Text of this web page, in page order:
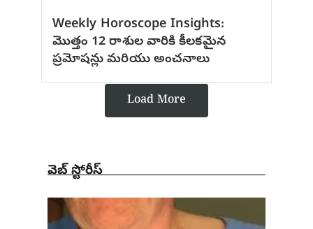
Weekly Horoscope Insights:
మొత్తం 12 రాశుల వారికి కీలకమైన
ప్రమోషన్లు మరియు అంచనాలు
Load More
వెబ్ స్టోరీస్